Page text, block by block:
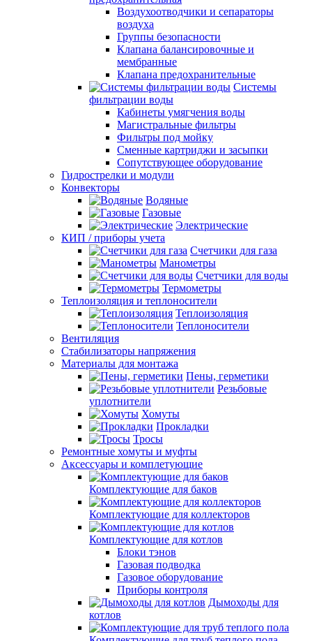
Воздухоотводчики и сепараторы
воздуха
Группы безопасности
Клапана балансировочные и
мембранные
Клапана предохранительные
Системы
фильтрации воды
Кабинеты умягчения воды
Магистральные фильтры
Фильтры под мойку
Сменные картриджи и засыпки
Сопутствующее оборудование
Гидрострелки и модули
Конвекторы
Водяные
Газовые
Электрические
КИП / приборы учета
Счетчики для газа
Манометры
Счетчики для воды
Термометры
Теплоизоляция и теплоносители
Теплоизоляция
Теплоносители
Вентиляция
Стабилизаторы напряжения
Материалы для монтажа
Пены, герметики
Резьбовые
уплотнители
Хомуты
Прокладки
Тросы
Ремонтные хомуты и муфты
Аксессуары и комплетующие
Комплектующие для баков
Комплектующие для коллекторов
Комплектующие для котлов
Блоки тэнов
Газовая подводка
Газовое оборудование
Приборы контроля
Дымоходы для
котлов